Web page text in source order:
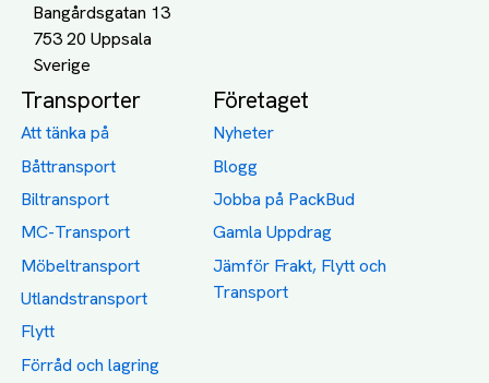
Bangårdsgatan 13
753 20 Uppsala
Transporter
Att tänka på
Båttransport
Biltransport
MC-Transport
Möbeltransport
Utlandstransport
Flytt
Förråd och lagring
Företaget
Nyheter
Blogg
Jobba på PackBud
Gamla Uppdrag
Jämför Frakt, Flytt och
Transport